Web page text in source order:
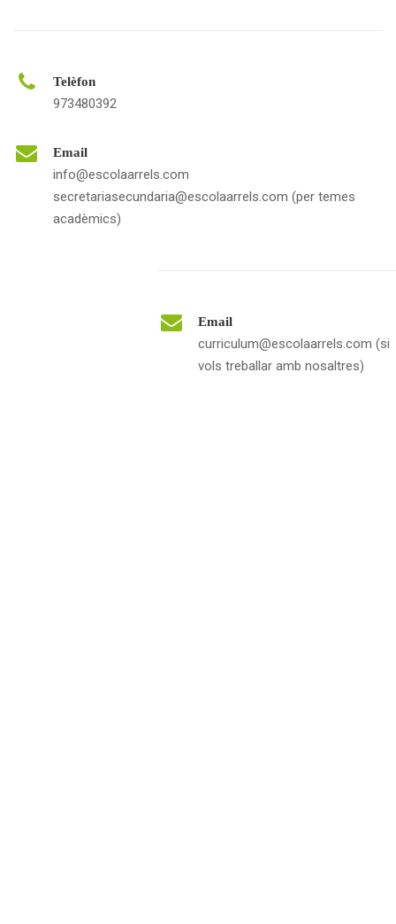
Telèfon
973480392
Email
info@escolaarrels.com
secretariasecundaria@escolaarrels.com (per temes
acadèmics)
Email
curriculum@escolaarrels.com (si
vols treballar amb nosaltres)